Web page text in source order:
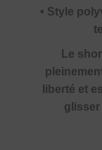
• Style
Le
liberté et
glisser